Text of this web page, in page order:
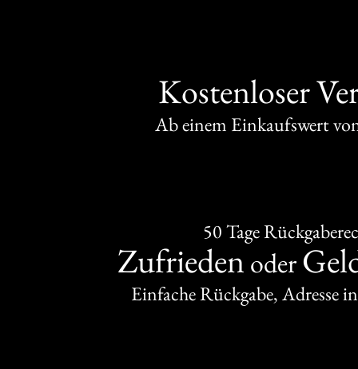
Kostenloser
Ab einem Einkaufswert
50 Tage
Zufrieden oder
Einfache Rückgabe, Adresse